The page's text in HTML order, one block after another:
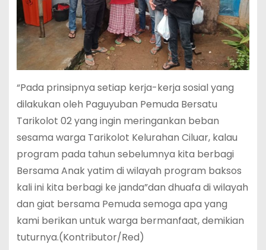
“Pada prinsipnya setiap kerja-kerja sosial yang
dilakukan oleh Paguyuban Pemuda Bersatu
Tarikolot 02 yang ingin meringankan beban
sesama warga Tarikolot Kelurahan Ciluar, kalau
program pada tahun sebelumnya kita berbagi
Bersama Anak yatim di wilayah program baksos
kali ini kita berbagi ke janda”dan dhuafa di wilayah
dan giat bersama Pemuda semoga apa yang
kami berikan untuk warga bermanfaat, demikian
tuturnya.(Kontributor/Red)